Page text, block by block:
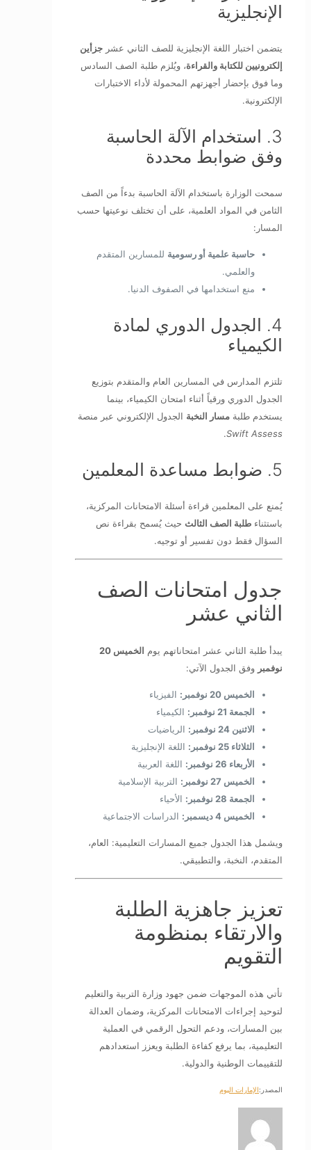
الإنجليزية
يتضمن اختبار اللغة الإنجليزية للصف الثاني عشر جزأين
إلكترونيين للكتابة والقراءة، ويُلزم طلبة الصف السادس
وما فوق بإحضار أجهزتهم المحمولة لأداء الاختبارات
الإلكترونية.
3. استخدام الآلة الحاسبة
وفق ضوابط محددة
سمحت الوزارة باستخدام الآلة الحاسبة بدءاً من الصف
الثامن في المواد العلمية، على أن تختلف نوعيتها حسب
المسار:
حاسبة علمية أو رسومية للمسارين المتقدم
والعلمي.
منع استخدامها في الصفوف الدنيا.
4. الجدول الدوري لمادة
الكيمياء
تلتزم المدارس في المسارين العام والمتقدم بتوزيع
الجدول الدوري ورقياً أثناء امتحان الكيمياء، بينما
يستخدم طلبة مسار النخبة الجدول الإلكتروني عبر منصة
Swift Assess
.
5. ضوابط مساعدة المعلمين
يُمنع على المعلمين قراءة أسئلة الامتحانات المركزية،
باستثناء طلبة الصف الثالث حيث يُسمح بقراءة نص
السؤال فقط دون تفسير أو توجيه.
جدول امتحانات الصف
الثاني عشر
يبدأ طلبة الثاني عشر امتحاناتهم يوم
الخميس 20
نوفمبر وفق الجدول الآتي:
الخميس 20 نوفمبر:
الفيزياء
الجمعة 21 نوفمبر:
الكيمياء
الاثنين 24 نوفمبر:
الرياضيات
الثلاثاء 25 نوفمبر:
اللغة الإنجليزية
الأربعاء 26 نوفمبر:
اللغة العربية
الخميس 27 نوفمبر:
التربية الإسلامية
الجمعة 28 نوفمبر:
الأحياء
الخميس 4 ديسمبر:
الدراسات الاجتماعية
ويشمل هذا الجدول جميع المسارات التعليمية: العام،
المتقدم، النخبة، والتطبيقي.
تعزيز جاهزية الطلبة
والارتقاء بمنظومة
التقويم
تأتي هذه الموجهات ضمن جهود وزارة التربية والتعليم
لتوحيد إجراءات الامتحانات المركزية، وضمان العدالة
بين المسارات، ودعم التحول الرقمي في العملية
التعليمية، بما يرفع كفاءة الطلبة ويعزز استعدادهم
للتقييمات الوطنية والدولية.
المصدر:الإمارات اليوم